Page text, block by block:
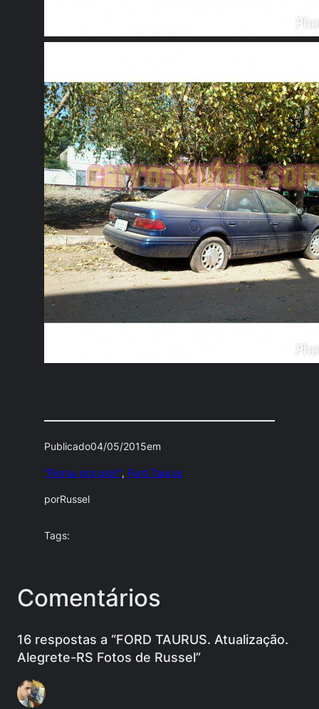
Publicado04/05/2015em
“Piorou pra pior!”, Ford Taurus
porRussel
Tags:
Comentários
16 respostas a “FORD TAURUS. Atualização.
Alegrete-RS Fotos de Russel”